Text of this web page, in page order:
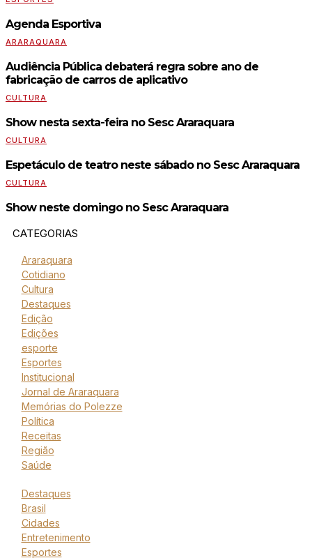
Agenda Esportiva
ARARAQUARA
Audiência Pública debaterá regra sobre ano de
fabricação de carros de aplicativo
CULTURA
Show nesta sexta-feira no Sesc Araraquara
CULTURA
Espetáculo de teatro neste sábado no Sesc Araraquara
CULTURA
Show neste domingo no Sesc Araraquara
CATEGORIAS
Araraquara
Cotidiano
Cultura
Destaques
Edição
Edições
esporte
Esportes
Institucional
Jornal de Araraquara
Memórias do Polezze
Política
Receitas
Região
Saúde
Destaques
Brasil
Cidades
Entretenimento
Esportes